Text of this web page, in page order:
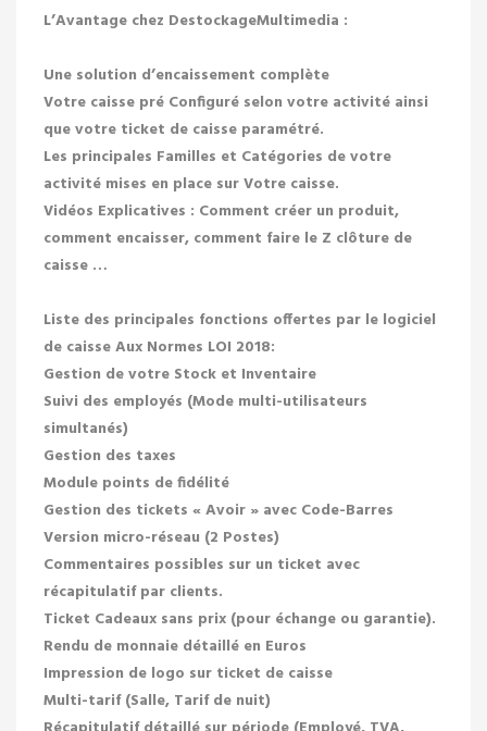
L’Avantage chez DestockageMultimedia :
Une solution d’encaissement complète
Votre caisse pré Configuré selon votre activité ainsi
que votre ticket de caisse paramétré.
Les principales Familles et Catégories de votre
activité mises en place sur Votre caisse.
Vidéos Explicatives : Comment créer un produit,
comment encaisser, comment faire le Z clôture de
caisse …
Liste des principales fonctions offertes par le logiciel
de caisse Aux Normes LOI 2018:
Gestion de votre Stock et Inventaire
Suivi des employés (Mode multi-utilisateurs
simultanés)
Gestion des taxes
Module points de fidélité
Gestion des tickets « Avoir » avec Code-Barres
Version micro-réseau (2 Postes)
Commentaires possibles sur un ticket avec
récapitulatif par clients.
Ticket Cadeaux sans prix (pour échange ou garantie).
Rendu de monnaie détaillé en Euros
Impression de logo sur ticket de caisse
Multi-tarif (Salle, Tarif de nuit)